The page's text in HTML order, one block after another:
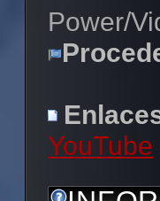
Power/
YouTube